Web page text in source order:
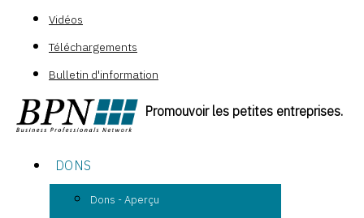
Vidéos
Téléchargements
Bulletin d'information
Promouvoir les petites entreprises.
DONS
Dons - Aperçu